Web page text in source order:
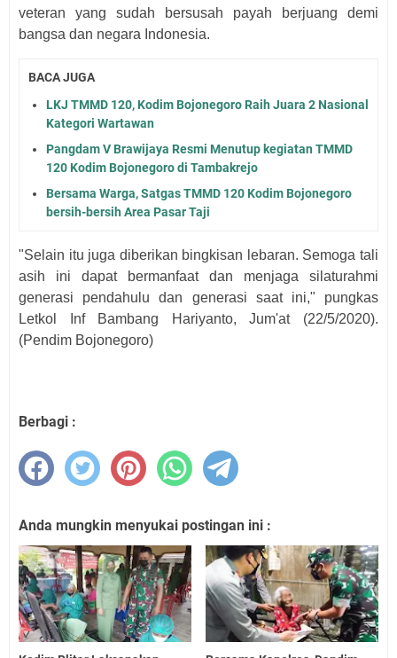
veteran yang sudah bersusah payah berjuang demi
bangsa dan negara Indonesia.
BACA JUGA
LKJ TMMD 120, Kodim Bojonegoro Raih Juara 2 Nasional
Kategori Wartawan
Pangdam V Brawijaya Resmi Menutup kegiatan TMMD
120 Kodim Bojonegoro di Tambakrejo
Bersama Warga, Satgas TMMD 120 Kodim Bojonegoro
bersih-bersih Area Pasar Taji
"Selain itu juga diberikan bingkisan lebaran. Semoga tali
asih ini dapat bermanfaat dan menjaga silaturahmi
generasi pendahulu dan generasi saat ini," pungkas
Letkol Inf Bambang Hariyanto, Jum'at (22/5/2020).
(Pendim Bojonegoro)
Berbagi :
Anda mungkin menyukai postingan ini :